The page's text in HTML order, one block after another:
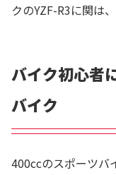
クのYZF-R3に関は
バイク初心者
バイク
400ccのスポーツバ